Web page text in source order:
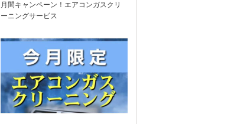
月間キャンペーン！エアコンガスクリ
ーニングサービス